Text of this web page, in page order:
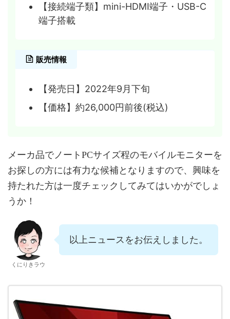
【接続端子類】mini-HDMI端子・USB-C
端子搭載
販売情報
【発売日】2022年9月下旬
【価格】約26,000円前後(税込)
メーカ品でノートPCサイズ程のモバイルモニターを
お探しの方には有力な候補となりますので、興味を
持たれた方は一度チェックしてみてはいかがでしょ
うか！
くにりきラウ
以上ニュースをお伝えしました。